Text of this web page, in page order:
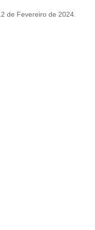
de Fevereiro de 2024.